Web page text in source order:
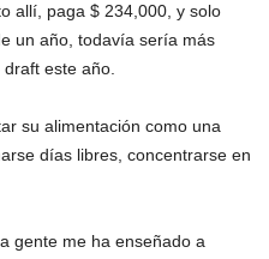
allí, paga $ 234,000, y solo
un año, todavía sería más
este año.
su alimentación como una
días libres, concentrarse en
gente me ha enseñado a